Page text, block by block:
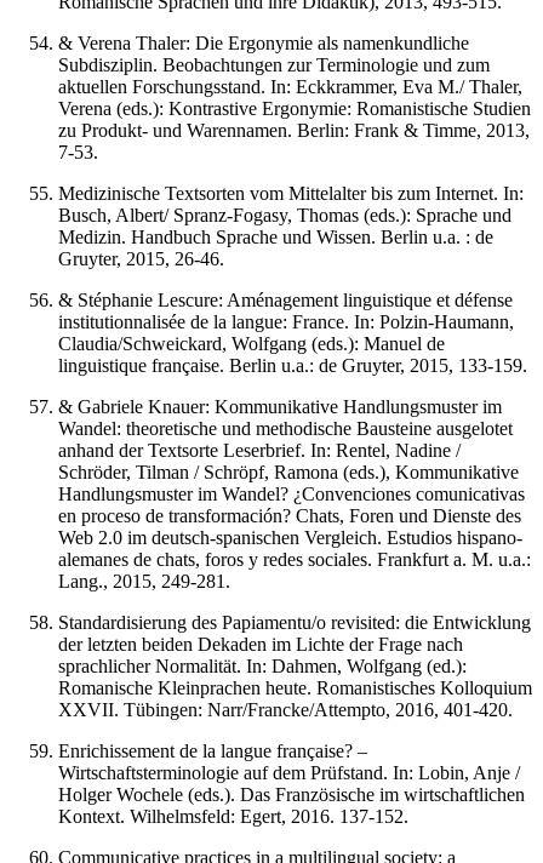
& Verena Thaler: Die Ergonymie als namenkundliche
Subdisziplin. Beobachtungen zur Terminologie und zum
aktuellen Forschungsstand. In: Eckkrammer, Eva M./ Thaler,
Verena (eds.): Kontrastive Ergonymie: Romanistische Studien
zu Produkt- und Warennamen. Berlin: Frank & Timme, 2013,
7-53.
Medizinische Textsorten vom Mittelalter bis zum Internet. In:
Busch, Albert/ Spranz-Fogasy, Thomas (eds.): Sprache und
Medizin. Handbuch Sprache und Wissen. Berlin u.a. : de
Gruyter, 2015, 26-46.
& Stéphanie Lescure: Aménagement linguistique et défense
institutionnalisée de la langue: France. In: Polzin-Haumann,
Claudia/Schweickard, Wolfgang (eds.): Manuel de
linguistique française. Berlin u.a.: de Gruyter, 2015, 133-159.
& Gabriele Knauer: Kommunikative Handlungsmuster im
Wandel: theoretische und methodische Bausteine ausgelotet
anhand der Textsorte Leserbrief. In: Rentel, Nadine /
Schröder, Tilman / Schröpf, Ramona (eds.), Kommunikative
Handlungsmuster im Wandel? ¿Convenciones comunicativas
en proceso de transformación? Chats, Foren und Dienste des
Web 2.0 im deutsch-spanischen Vergleich. Estudios hispano-
alemanes de chats, foros y redes sociales. Frankfurt a. M. u.a.:
Lang., 2015, 249-281.
Standardisierung des Papiamentu/o revisited: die Entwicklung
der letzten beiden Dekaden im Lichte der Frage nach
sprachlicher Normalität. In: Dahmen, Wolfgang (ed.):
Romanische Kleinprachen heute. Romanistisches Kolloquium
XXVII. Tübingen: Narr/Francke/Attempto, 2016, 401-420.
Enrichissement de la langue française? –
Wirtschaftsterminologie auf dem Prüfstand. In: Lobin, Anje /
Holger Wochele (eds.). Das Französische im wirtschaftlichen
Kontext. Wilhelmsfeld: Egert, 2016. 137-152.
Communicative practices in a multilingual society: a